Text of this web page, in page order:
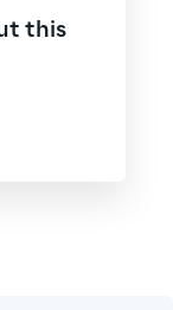
this